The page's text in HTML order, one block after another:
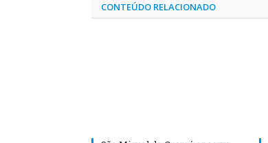
CONTEÚDO RELACIONADO